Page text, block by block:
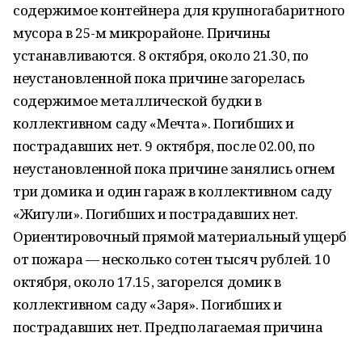
содержимое контейнера для крупногабаритного
мусора в 25-м микрорайоне. Причины
устанавливаются. 8 октября, около 21.30, по
неустановленной пока причине загорелась
содержимое металлической будки в
коллективном саду «Мечта». Погибших и
пострадавших нет. 9 октября, после 02.00, по
неустановленной пока причине занялись огнем
три домика и один гараж в коллективном саду
«Жигули». Погибших и пострадавших нет.
Ориентировочный прямой материальный ущерб
от пожара — несколько сотен тысяч рублей. 10
октября, около 17.15, загорелся домик в
коллективном саду «Заря». Погибших и
пострадавших нет. Предполагаемая причина